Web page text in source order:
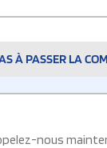
À PASSER LA
nous